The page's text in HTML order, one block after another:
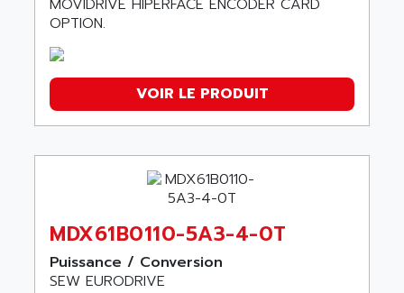
NA
MOVIFIT
MOVITRAC MC
MOVISAFE
DOP
MOVITRAC
MOVITRAC LTE-B
MCL
MOVIDRIVE HIPERFACE ENCODER CARD
OPTION.
VOIR LE PRODUIT
MDX61B0110-5A3-4-0T
Puissance / Conversion
SEW EURODRIVE